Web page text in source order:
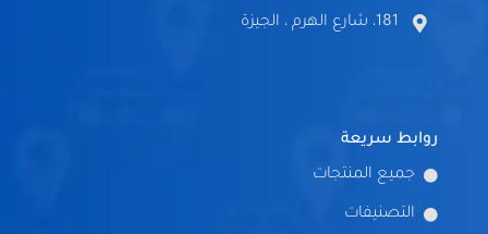
181، شارع الهرم ، الجيزة
روابط سريعة
جميع المنتجات
التصنيفات